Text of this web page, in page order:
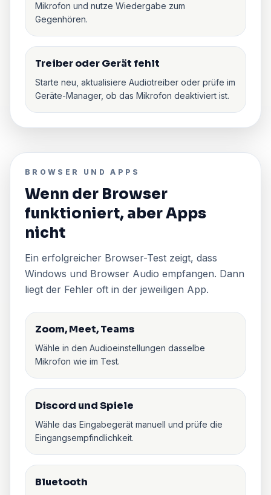
Mikrofon und nutze Wiedergabe zum
Gegenhören.
Treiber oder Gerät fehlt
Starte neu, aktualisiere Audiotreiber oder prüfe im
Geräte-Manager, ob das Mikrofon deaktiviert ist.
BROWSER UND APPS
Wenn der Browser
funktioniert, aber Apps
nicht
Ein erfolgreicher Browser-Test zeigt, dass
Windows und Browser Audio empfangen. Dann
liegt der Fehler oft in der jeweiligen App.
Zoom, Meet, Teams
Wähle in den Audioeinstellungen dasselbe
Mikrofon wie im Test.
Discord und Spiele
Wähle das Eingabegerät manuell und prüfe die
Eingangsempfindlichkeit.
Bluetooth